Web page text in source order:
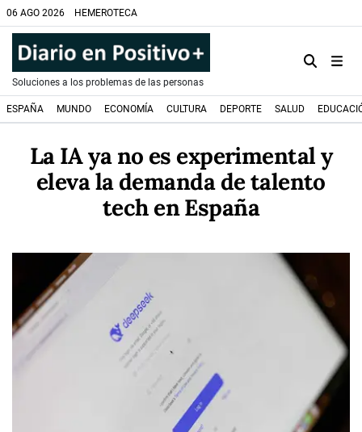
06 AGO 2026 HEMEROTECA
Soluciones a los problemas de las personas
ESPAÑA MUNDO ECONOMÍA CULTURA DEPORTE SALUD
La IA ya no es experimental y
eleva la demanda de talento
tech en España